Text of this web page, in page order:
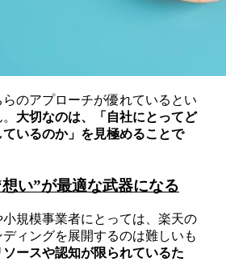
のアプローチが優れているとい
大切なのは、「自社にとってど
いるのか」を見極めることで
い”が最適な武器になる
規模事業者にとっては、楽天の
ィングを展開するのは難しいも
ソースや認知が限られているた